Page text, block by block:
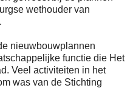
wethouder van
nieuwbouwplannen
functie die Het
Veel activiteiten in het
was van de Stichting